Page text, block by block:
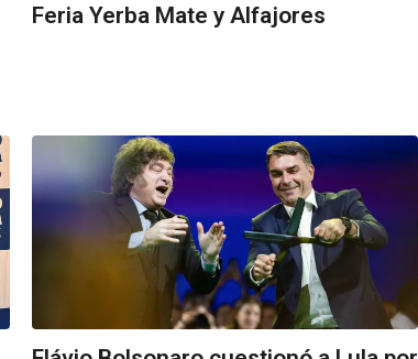
Feria Yerba Mate y Alfajores